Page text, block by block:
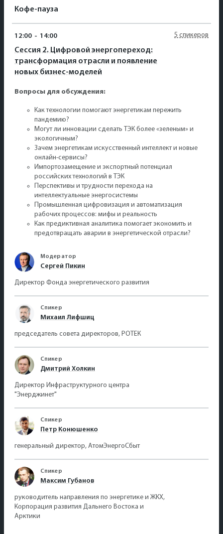
Кофе-пауза
12:00 - 14:00
Сессия 2. Цифровой энергопереход:
трансформация отрасли и появление
новых бизнес-моделей
5 спикеров
Вопросы для обсуждения:
Как технологии помогают энергетикам пережить
пандемию?
Могут ли инновации сделать ТЭК более «зеленым» и
экологичным?
Зачем энергетикам искусственный интеллект и новые
онлайн-сервисы?
Импортозамещение и экспортный потенциал
российских технологий в ТЭК
Перспективы и трудности перехода на
интеллектуальные энергосистемы
Промышленная цифровизация и автоматизация
рабочих процессов: мифы и реальность
Как предиктивная аналитика помогает экономить и
предотвращать аварии в энергетической отрасли?
Модератор
Сергей Пикин
Директор Фонда энергетического развития
Спикер
Михаил Лифшиц
председатель совета директоров, РОТЕК
Спикер
Дмитрий Холкин
Директор Инфраструктурного центра
"Энерджинет"
Спикер
Петр Конюшенко
генеральный директор, АтомЭнергоСбыт
Спикер
Максим Губанов
руководитель направления по энергетике и ЖКХ,
Корпорация развития Дальнего Востока и
Арктики